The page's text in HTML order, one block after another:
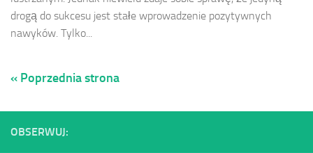
drogą do sukcesu jest stałe wprowadzenie pozytywnych
nawyków. Tylko...
« Poprzednia strona
OBSERWUJ: